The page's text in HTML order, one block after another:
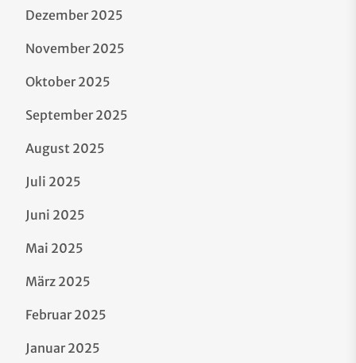
Dezember 2025
November 2025
Oktober 2025
September 2025
August 2025
Juli 2025
Juni 2025
Mai 2025
März 2025
Februar 2025
Januar 2025